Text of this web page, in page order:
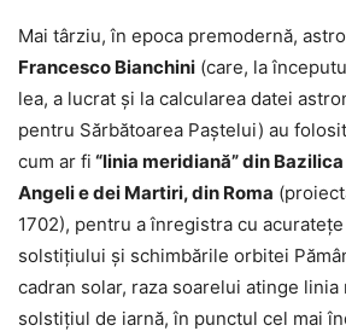
Mai târziu, în epoca premodernă,
Francesco Bianchini (care, la
lea, a lucrat şi la calcularea datei
pentru Sărbătoarea Paştelui) au
cum ar fi “linia meridiană” din
Angeli e dei Martiri, din Roma
1702), pentru a înregistra cu
solstițiului și schimbările orbitei
cadran solar, raza soarelui atinge linia
solstiţiul de iarnă, în punctul cel mai